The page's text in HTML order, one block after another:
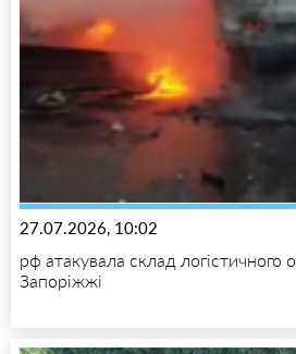
27.07.2026, 10:02
рф атакувала склад логістичного
Запоріжжі